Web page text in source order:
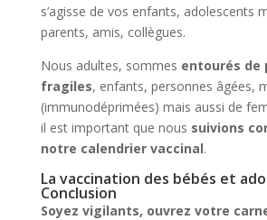
s’agisse de vos enfants, adolescents
parents, amis, collègues.
Nous adultes, sommes entourés de
fragiles, enfants, personnes âgées,
(immunodéprimées) mais aussi de
il est important que nous suivions
notre calendrier vaccinal.
La vaccination des bébés et
Conclusion
Soyez vigilants, ouvrez votre